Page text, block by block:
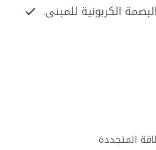
الكربونية للمبنى.
المتجددة